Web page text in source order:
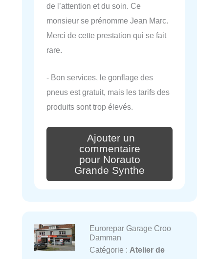
de l’attention et du soin. Ce
monsieur se prénomme Jean Marc.
Merci de cette prestation qui se fait
rare.
- Bon services, le gonflage des
pneus est gratuit, mais les tarifs des
produits sont trop élevés.
Ajouter un
commentaire
pour Norauto
Grande Synthe
Eurorepar Garage Croo
Damman
Catégorie : Atelier de